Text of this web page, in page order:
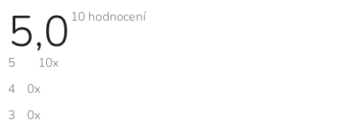
5,0 Průměrné
10 hodnocení
5
10x
4
0x
3
0x